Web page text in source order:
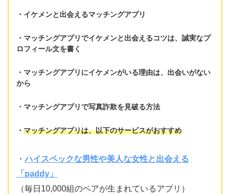
イケメンと出会えるマッチングアプリ
マッチングアプリでイケメンと出会えるコツは、 誠実なプ
ロフィール文を書く
マッチングアプリにイケメンがいる理由は、 出会いがない
から
マッチングアプリで写真詐欺を見破る方法
マッチングアプリは、以下のサービスがおすすめ
・ハイスペックな男性や美人な女性と出会える
「paddy」
（毎日10,000組のペアが生まれているアプリ）